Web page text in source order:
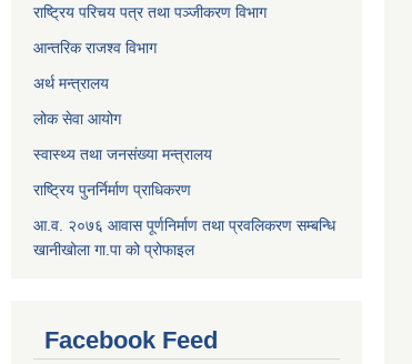
राष्ट्रिय परिचय पत्र तथा पञ्जीकरण विभाग
आन्तरिक राजश्व विभाग
अर्थ मन्त्रालय
लोक सेवा आयोग
स्वास्थ्य तथा जनसंख्या मन्त्रालय
राष्ट्रिय पुनर्निर्माण प्राधिकरण
आ.व. २०७६ आवास पूर्णनिर्माण तथा प्रवलिकरण सम्बन्धि
खानीखोला गा.पा को प्रोफाइल
Facebook Feed